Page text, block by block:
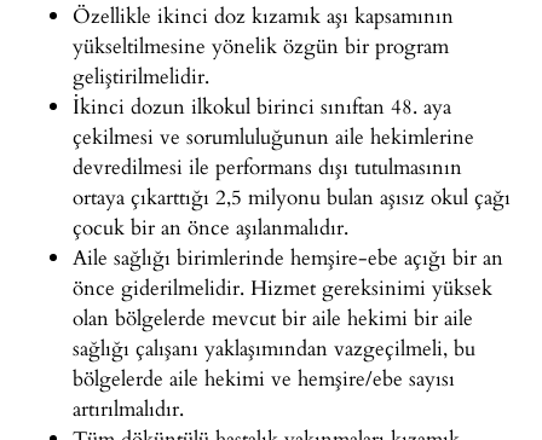
Özellikle ikinci doz kızamık aşı kapsamının
yükseltilmesine yönelik özgün bir program
geliştirilmelidir.
İkinci dozun ilkokul birinci sınıftan 48. aya
çekilmesi ve sorumluluğunun aile hekimlerine
devredilmesi ile performans dışı tutulmasının
ortaya çıkarttığı 2,5 milyonu bulan aşısız okul çağı
çocuk bir an önce aşılanmalıdır.
Aile sağlığı birimlerinde hemşire-ebe açığı bir an
önce giderilmelidir. Hizmet gereksinimi yüksek
olan bölgelerde mevcut bir aile hekimi bir aile
sağlığı çalışanı yaklaşımından vazgeçilmeli, bu
bölgelerde aile hekimi ve hemşire/ebe sayısı
artırılmalıdır.